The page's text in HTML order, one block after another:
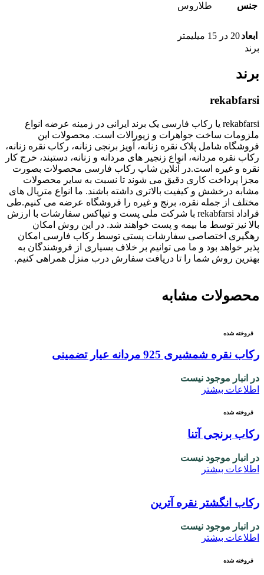
جنس
طلاروس
ابعاد20 در 15 میلیمتر
برند
برند
rekabfarsi
rekabfarsi یا رکاب فارسی یک برند ایرانی در زمینه عرضه انواع
ملزومات ساخت جواهرات و زیورالات است. محصولات این
فروشگاه شامل پلاک نقره زنانه، آویز برنجی زنانه، رکاب نقره زنانه،
رکاب نقره مردانه، انواع زنجیر های مردانه و زنانه، دستبند، خرج کار
نقره و غیره است.در آنلاین شاپ رکاب فارسی محصولات بصورت
مجزا پرداخت کاری دقیق می شوند تا نسبت به سایر محصولات
مشابه درخشش و کیفیت بالاتری داشته باشند. ما انواع متریال های
مختلف از جمله نقره، برنج و غیره را فروشگاه عرضه می کنیم.طی
قراداد rekabfarsi با شرکت ملی پست و تیپاکس سفارشات با ارزش
بالا نیز توسط ما بیمه و پست خواهند شد. در این روش امکان
رهگیری اختصاصی سفارشات پستی توسط رکاب فارسی امکان
پذیر خواهد بود و ما می توانیم بر خلاف بسیاری از فروشندگان به
بهترین روش شما را تا دریافت سفارش درب منزل همراهی کنیم.
محصولات مشابه
فروخته شده
رکاب نقره شمشیری 925 مردانه عیار تضمینی
در انبار موجود نیست
اطلاعات بیشتر
فروخته شده
رکاب برنجی آتنا
در انبار موجود نیست
اطلاعات بیشتر
رکاب انگشتر نقره آترین
در انبار موجود نیست
اطلاعات بیشتر
فروخته شده